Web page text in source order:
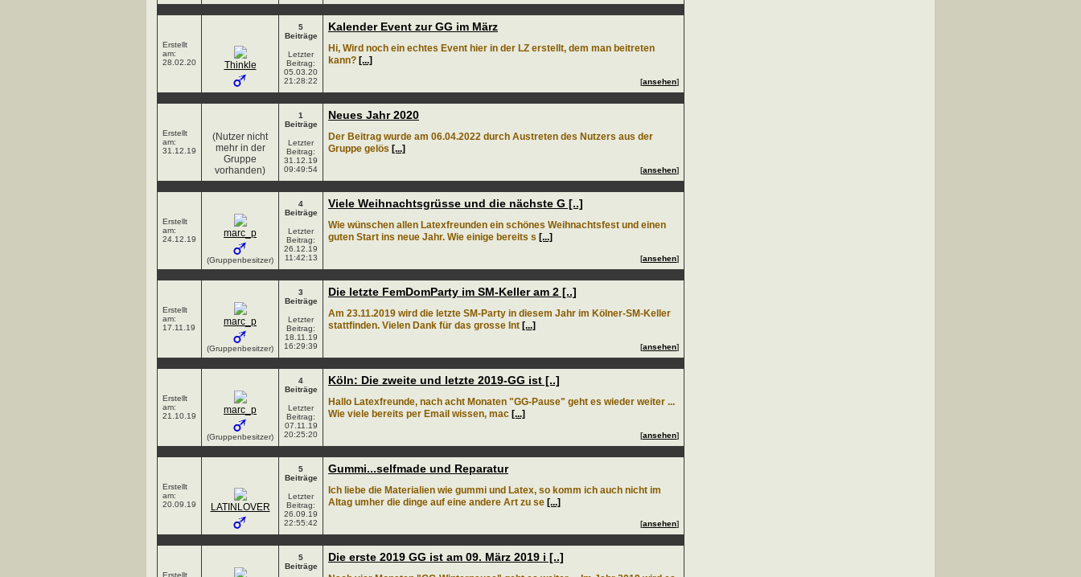
Erstellt
am:
28.02.20
Thinkle
5
Beiträge
Letzter
Beitrag:
05.03.20
21:28:22
Kalender Event zur GG im März
Hi, Wird noch ein echtes Event hier in der LZ erstellt, dem man beitreten
kann? [...]
[ansehen]
Erstellt
am:
31.12.19
(Nutzer nicht
mehr in der
Gruppe
vorhanden)
1
Beiträge
Letzter
Beitrag:
31.12.19
09:49:54
Neues Jahr 2020
Der Beitrag wurde am 06.04.2022 durch Austreten des Nutzers aus der
Gruppe gelös [...]
[ansehen]
Erstellt
am:
24.12.19
marc_p
(Gruppenbesitzer)
4
Beiträge
Letzter
Beitrag:
26.12.19
11:42:13
Viele Weihnachtsgrüsse und die nächste G [..]
Wie wünschen allen Latexfreunden ein schönes Weihnachtsfest und einen
guten Start ins neue Jahr. Wie einige bereits s [...]
[ansehen]
Erstellt
am:
17.11.19
marc_p
(Gruppenbesitzer)
3
Beiträge
Letzter
Beitrag:
18.11.19
16:29:39
Die letzte FemDomParty im SM-Keller am 2 [..]
Am 23.11.2019 wird die letzte SM-Party in diesem Jahr im Kölner-SM-Keller
stattfinden. Vielen Dank für das grosse Int [...]
[ansehen]
Erstellt
am:
21.10.19
marc_p
(Gruppenbesitzer)
4
Beiträge
Letzter
Beitrag:
07.11.19
20:25:20
Köln: Die zweite und letzte 2019-GG ist [..]
Hallo Latexfreunde, nach acht Monaten "GG-Pause" geht es wieder weiter ...
Wie viele bereits per Email wissen, mac [...]
[ansehen]
Erstellt
am:
20.09.19
LATINLOVER
5
Beiträge
Letzter
Beitrag:
26.09.19
22:55:42
Gummi...selfmade und Reparatur
Ich liebe die Materialien wie gummi und Latex, so komm ich auch nicht im
Altag umher die dinge auf eine andere Art zu se [...]
[ansehen]
Erstellt
5
Beiträge
Die erste 2019 GG ist am 09. März 2019 i [..]